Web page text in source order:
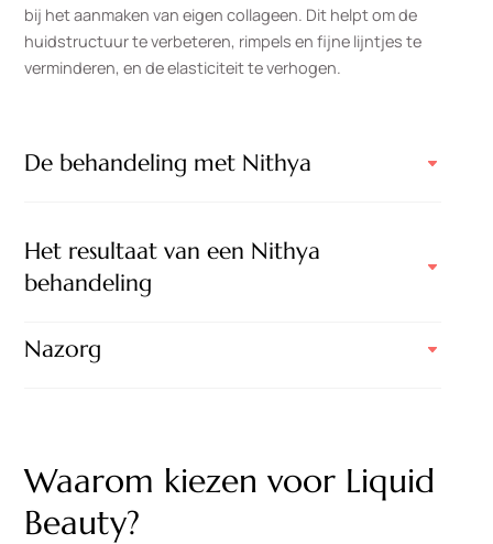
bij het aanmaken van eigen collageen. Dit helpt om de
huidstructuur te verbeteren, rimpels en fijne lijntjes te
verminderen, en de elasticiteit te verhogen.
De behandeling met Nithya
Het resultaat van een Nithya
behandeling
Nazorg
Waarom kiezen voor Liquid
Beauty?